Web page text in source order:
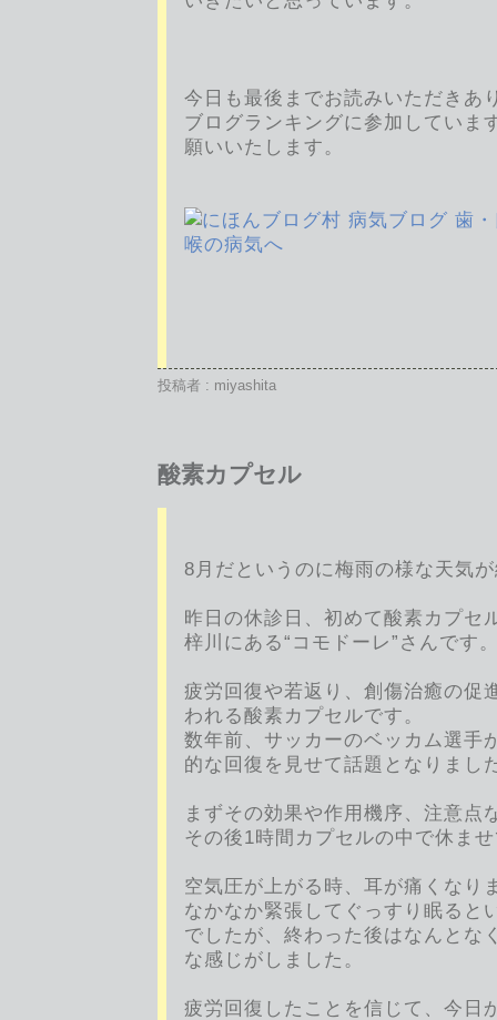
今日も最後までお読みいただきあ
ブログランキングに参加していま
願いいたします。
投稿者 : miyashita
酸素カプセル
8月だというのに梅雨の様な天気
昨日の休診日、初めて酸素カプセ
梓川にある“コモドーレ”さんです
疲労回復や若返り、創傷治癒の促
われる酸素カプセルです。
数年前、サッカーのベッカム選手
的な回復を見せて話題となりまし
まずその効果や作用機序、注意点
その後1時間カプセルの中で休ま
空気圧が上がる時、耳が痛くなり
なかなか緊張してぐっすり眠ると
でしたが、終わった後はなんとな
な感じがしました。
疲労回復したことを信じて、今日